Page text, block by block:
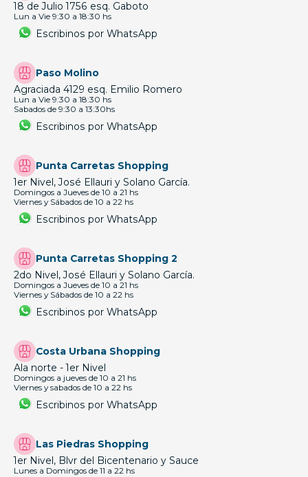
18 de Julio 1756 esq. Gaboto
Lun a Vie 9:30 a 18:30 hs
Escribinos por WhatsApp
Paso Molino
Agraciada 4129 esq. Emilio Romero
Lun a Vie 9:30 a 18:30 hs
Sabados de 9:30 a 13:30hs
Escribinos por WhatsApp
Punta Carretas Shopping
1er Nivel, José Ellauri y Solano García.
Domingos a Jueves de 10 a 21 hs
Viernes y Sábados de 10 a 22 hs
Escribinos por WhatsApp
Punta Carretas Shopping 2
2do Nivel, José Ellauri y Solano García.
Domingos a Jueves de 10 a 21 hs
Viernes y Sábados de 10 a 22 hs
Escribinos por WhatsApp
Costa Urbana Shopping
Ala norte - 1er Nivel
Domingos a jueves de 10 a 21 hs
Viernes y sabados de 10 a 22 hs
Escribinos por WhatsApp
Las Piedras Shopping
1er Nivel, Blvr del Bicentenario y Sauce
Lunes a Domingos de 11 a 22 hs